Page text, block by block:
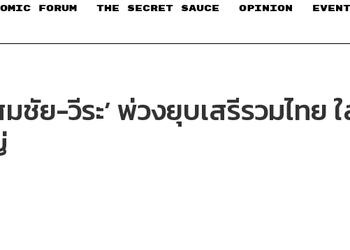
FORUM THE SECRET SAUCE​ OPINION
ย-วีระ’ พ่วงยุบเสรีรวมไทย